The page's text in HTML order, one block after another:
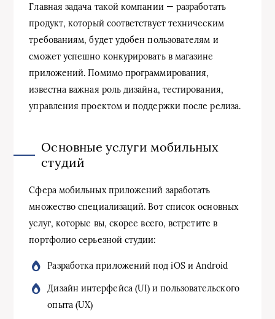
Главная задача такой компании — разработать
продукт, который соответствует техническим
требованиям, будет удобен пользователям и
сможет успешно конкурировать в магазине
приложений. Помимо программирования,
известна важная роль дизайна, тестирования,
управления проектом и поддержки после релиза.
Основные услуги мобильных
студий
Сфера мобильных приложений заработать
множество специализаций. Вот список основных
услуг, которые вы, скорее всего, встретите в
портфолио серьезной студии:
Разработка приложений под iOS и Android
Дизайн интерфейса (UI) и пользовательского
опыта (UX)